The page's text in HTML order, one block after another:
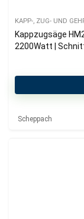
KAPP-, ZUG- UND
Kappzugsäge
2200Watt |
Scheppach